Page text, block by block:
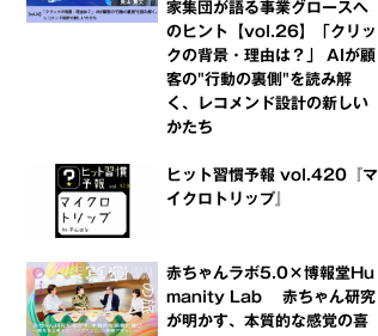
家集団が語る事業グロースへ
のヒント【vol.26】「クリッ
クの背景・理由は？」 AIが顧
客の"行動の裏側"を読み解
く、レコメンド設計の新しい
かたち
ヒット習慣予報 vol.420『マ
イクロトリップ』
赤ちゃんラボ5.0×博報堂Hu
manity Lab 赤ちゃん研究
が明かす、本質的な感覚の喜